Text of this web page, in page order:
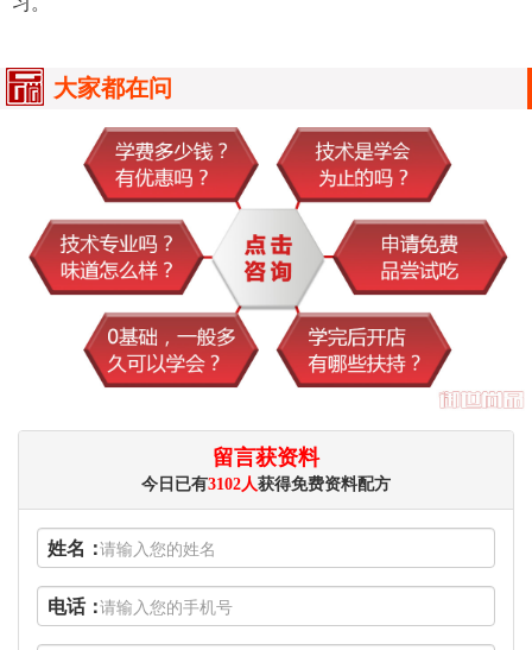
大家都在问
留言获资料
今日已有3102人获得免费资料配方
姓名：
电话：